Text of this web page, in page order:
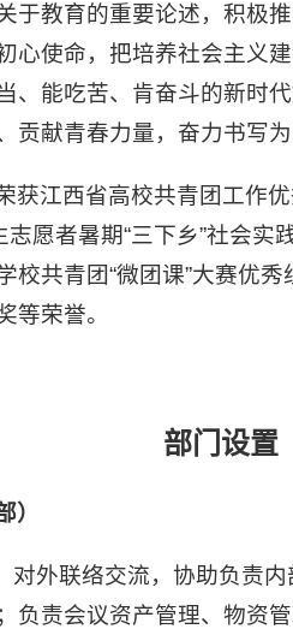
于教育的重要论述，积极
心使命，把培养社会主义
、能吃苦、肯奋斗的新时
贡献青春力量，奋力书写
获江西省高校共青团工作
愿者暑期“三下乡”社会实
校共青团“微团课”大赛优
等荣誉。
部门设置
）
对外联络交流，协助负责
负责会议资产管理、物资